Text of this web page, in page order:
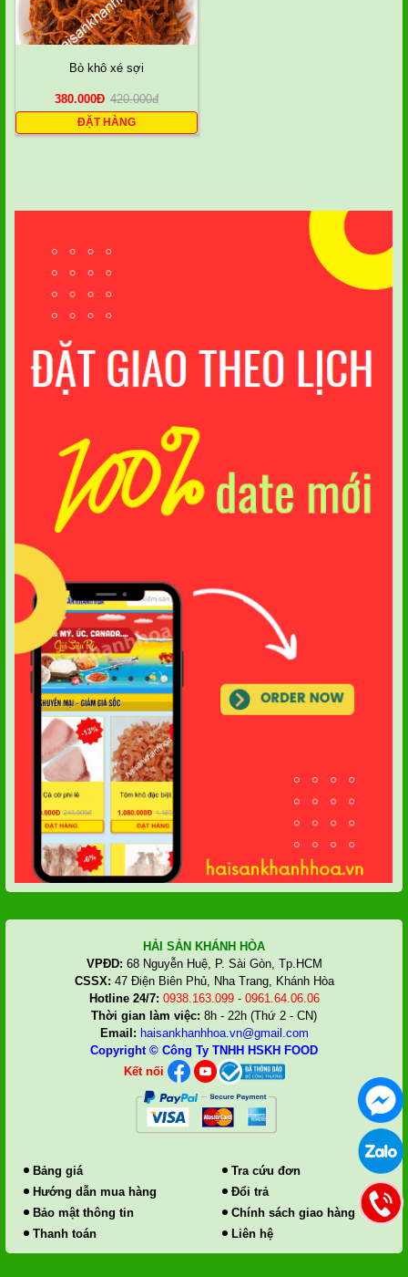
Bò khô xé sợi
380.000Đ 420.000đ
ĐẶT HÀNG
HẢI SẢN KHÁNH HÒA
VPĐD: 68 Nguyễn Huệ, P. Sài Gòn, Tp.HCM
CSSX: 47 Điện Biên Phủ, Nha Trang, Khánh Hòa
Hotline 24/7: 0938.163.099- 0961.64.06.06
Thời gian làm việc: 8h - 22h (Thứ 2 - CN)
Email: haisankhanhhoa.vn@gmail.com
Copyright © Công Ty TNHH HSKH FOOD
Kết nối
Bảng giá
Tra cứu đơn
Hướng dẫn mua hàng
Đổi trả
Bảo mật thông tin
Chính sách giao hàng
Thanh toán
Liên hệ